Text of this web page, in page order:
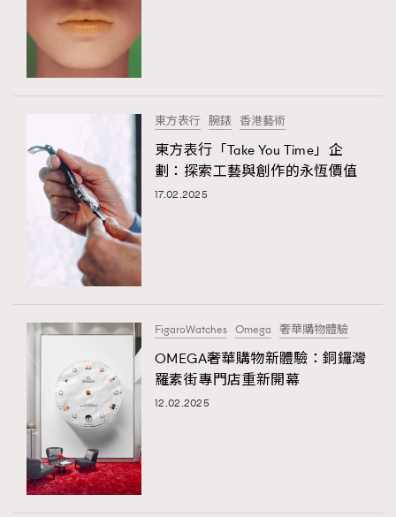
AFrenchMind
DressLikeAParisienne
EmpowerF
FashionWeek FigaroAesthetic
東方表行 腕錶 香港藝術
東方表行「Take You Time」企
劃：探索工藝與創作的永恆價值
17.02.2025
FigaroWatches Omega 奢華購物體驗
OMEGA奢華購物新體驗：銅鑼灣
羅素街專門店重新開幕
12.02.2025